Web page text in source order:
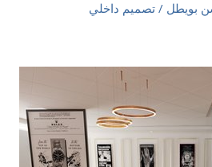
بويطل / تصميم داخلي